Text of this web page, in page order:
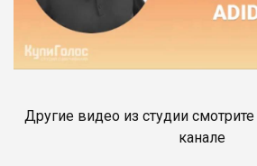
Другие видео из студии
канале